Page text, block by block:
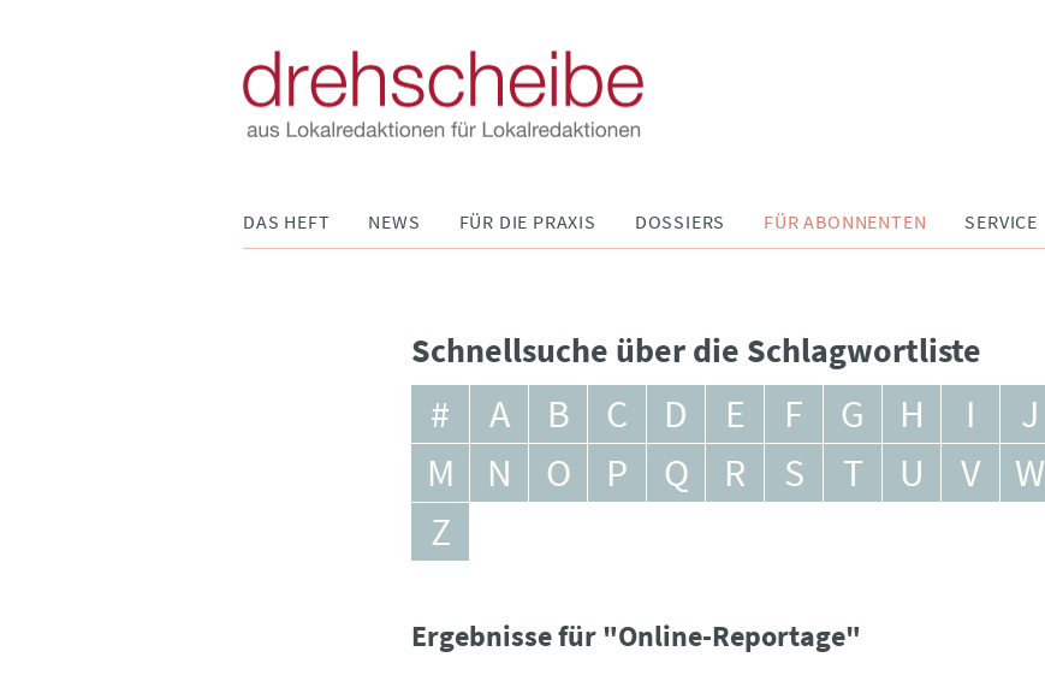
DAS HEFT NEWS FÜR DIE PRAXIS DOSSIERS FÜR ABONNENTEN SERVICE
Schnellsuche über die Schlagwortliste
# A B C D E F G H I J
M
N O P Q R S T U V W
Z
Ergebnisse für "Online-Reportage"